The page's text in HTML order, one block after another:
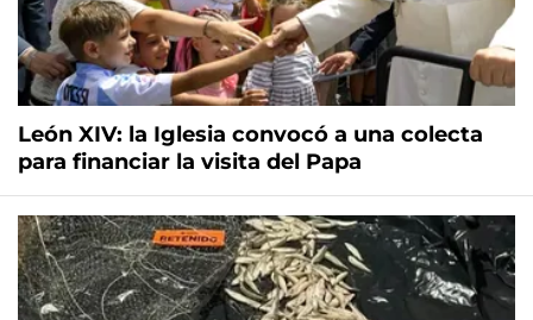
León XIV: la Iglesia convocó a una colecta
para financiar la visita del Papa